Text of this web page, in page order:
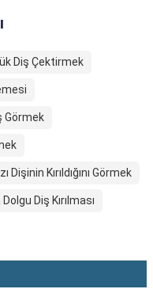
Diş Çektirmek
Görmek
Dişinin Kırıldığını Görmek
Diş Kırılması